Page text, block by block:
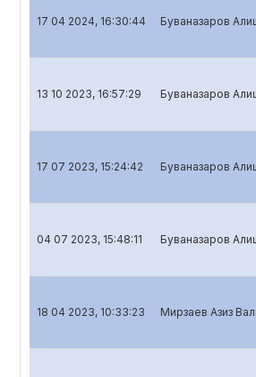
17 04 2024, 16:30:44 Буваназаров
13 10 2023, 16:57:29 Буваназаров
17 07 2023, 15:24:42 Буваназаров
04 07 2023, 15:48:11 Буваназаров
18 04 2023, 10:33:23 Мирзаев Азиз